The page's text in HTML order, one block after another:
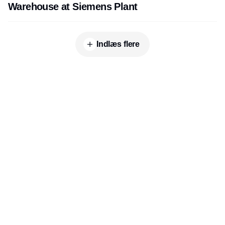
Warehouse at Siemens Plant
Indlæs flere